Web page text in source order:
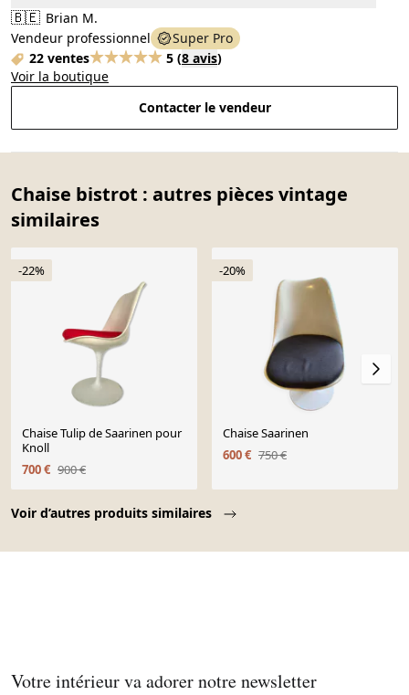
🇧🇪 Brian M.
Vendeur professionnel
Super Pro
22 ventes
5 (8 avis)
Voir la boutique
Contacter le vendeur
Chaise bistrot : autres pièces vintage
similaires
Voir d’autres produits similaires
-22%
Chaise Tulip de Saarinen pour
Knoll
700 € 900 €
-20%
Chaise Saarinen
600 € 750 €
Votre intérieur va adorer notre newsletter